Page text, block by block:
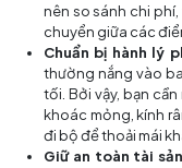
nên so sánh chi
chuyển giữa các
Chuẩn bị hành lý
thường nắng vào
tối. Bởi vậy, bạn
khoác mỏng, kính
đi bộ để thoải mái
Giữ an toàn tài